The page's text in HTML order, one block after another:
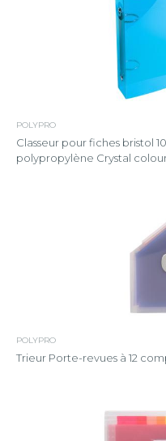
POLYPRO
Classeur pour fiches bristol
polypropylène Crystal
POLYPRO
Trieur Porte-revues à 12